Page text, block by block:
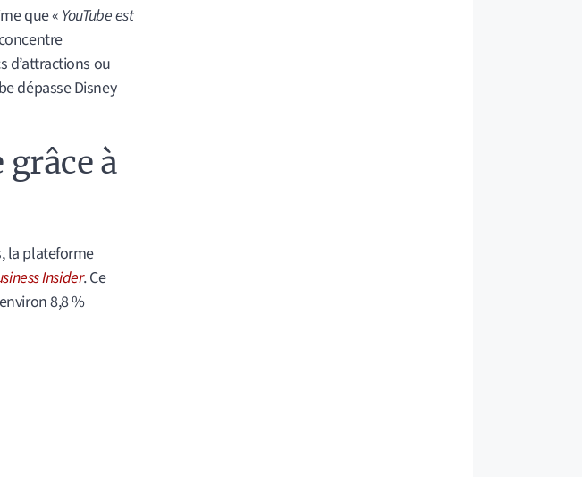
que « YouTube est
d’attractions ou
dépasse Disney
à
la plateforme
Insider. Ce
8,8 %